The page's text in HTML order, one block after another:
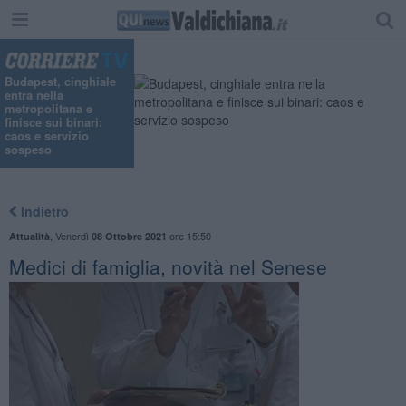
Budapest, cinghiale
entra nella
metropolitana e
finisce sui binari:
caos e servizio
sospeso
Indietro
Attualità Venerdì 08 Ottobre 2021 ore 15:50
Medici di famiglia, novità nel Senese